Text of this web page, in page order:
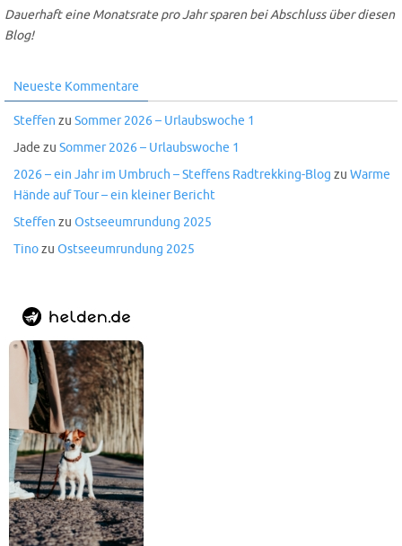
Dauerhaft eine Monatsrate pro Jahr sparen bei Abschluss über diesen
Blog!
Neueste Kommentare
Steffen zu Sommer 2026 – Urlaubswoche 1
Jade zu Sommer 2026 – Urlaubswoche 1
2026 – ein Jahr im Umbruch – Steffens Radtrekking-Blog zu Warme
Hände auf Tour – ein kleiner Bericht
Steffen zu Ostseeumrundung 2025
Tinozu Ostseeumrundung 2025